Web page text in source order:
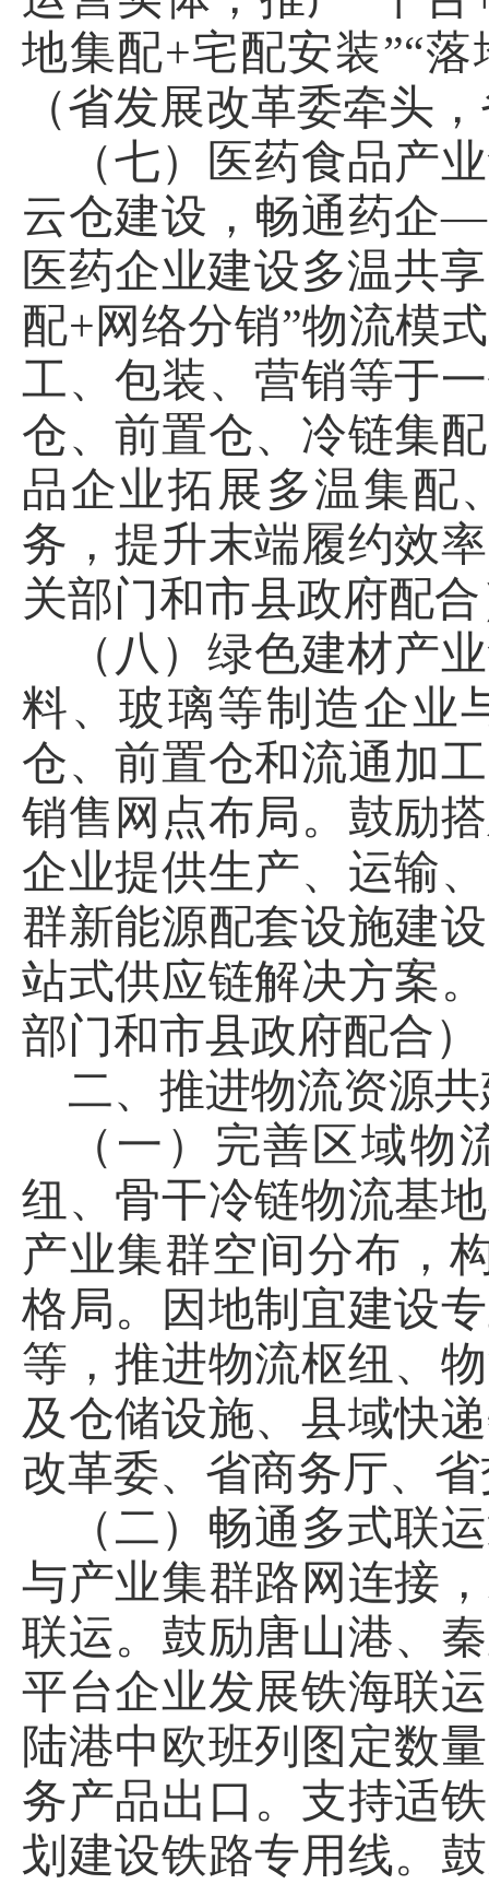
地集配+宅配安装”“
（省发展改革委牵头
（七）医药食品产
云仓建设，畅通药企
医药企业建设多温共
配+网络分销”物流模
工、包装、营销等于
仓、前置仓、冷链集
品企业拓展多温集配
务，提升末端履约效
关部门和市县政府配
（八）绿色建材产
料、玻璃等制造企业
仓、前置仓和流通加
销售网点布局。鼓励
企业提供生产、运输
群新能源配套设施建
站式供应链解决方案
部门和市县政府配合）
二、推进物流资源
（一）完善区域
纽、骨干冷链物流基
产业集群空间分布，
格局。因地制宜建设
等，推进物流枢纽、
及仓储设施、县域快
改革委、省商务厅、
（二）畅通多式联
与产业集群路网连接
联运。鼓励唐山港、
平台企业发展铁海联
陆港中欧班列图定数
务产品出口。支持适
划建设铁路专用线。